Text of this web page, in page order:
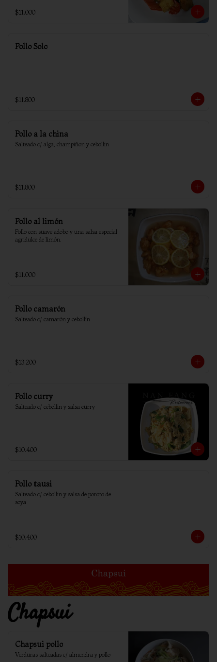
$11.000
Pollo Solo
$11.800
Pollo a la china
Salteado c/ alga, champiñon y cebollin
$11.800
Pollo al limón
Pollo con suave adobo y una salsa especial
agridulce de limón.
$11.000
Pollo camarón
Salteado c/ camarón y cebollín
$13.200
Pollo curry
Salteado c/ cebollin y salsa curry
$10.400
Pollo tausi
Salteado c/ cebollin y salsa de poroto de
soya
$10.400
Chapsui
Chapsui pollo
Verduras salteadas c/ almendra y pollo